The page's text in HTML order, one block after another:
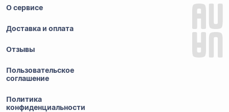
О сервисе
Доставка и оплата
Отзывы
Пользовательское
соглашение
Политика
конфиденциальности